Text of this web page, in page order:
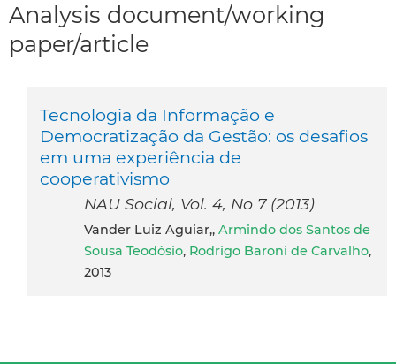
Analysis document/working
paper/article
Tecnologia da Informação e
Democratização da Gestão: os desafios
em uma experiência de
cooperativismo
NAU Social, Vol. 4, No 7 (2013)
Vander Luiz Aguiar,, Armindo dos Santos de
Sousa Teodósio, Rodrigo Baroni de Carvalho,
2013